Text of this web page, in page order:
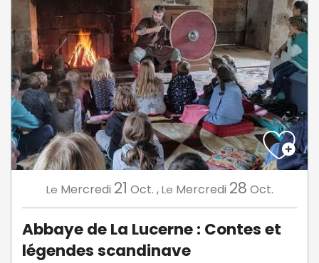
Le Mercredi 21 Oct. ,Le Mercredi 28 Oct.
Abbaye de La Lucerne : Contes et
légendes scandinave